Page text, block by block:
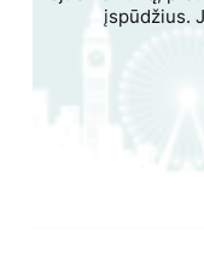
įspūdžius.